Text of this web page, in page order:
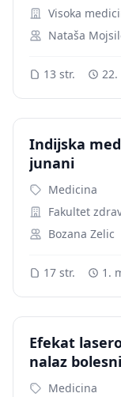
Visoka
Nataša
13 str. 22.
Indijska
junani
Medicina
Fakultet
Bozana Zelic
17 str. 1.
Efekat
nalaz
kolena
Medicina